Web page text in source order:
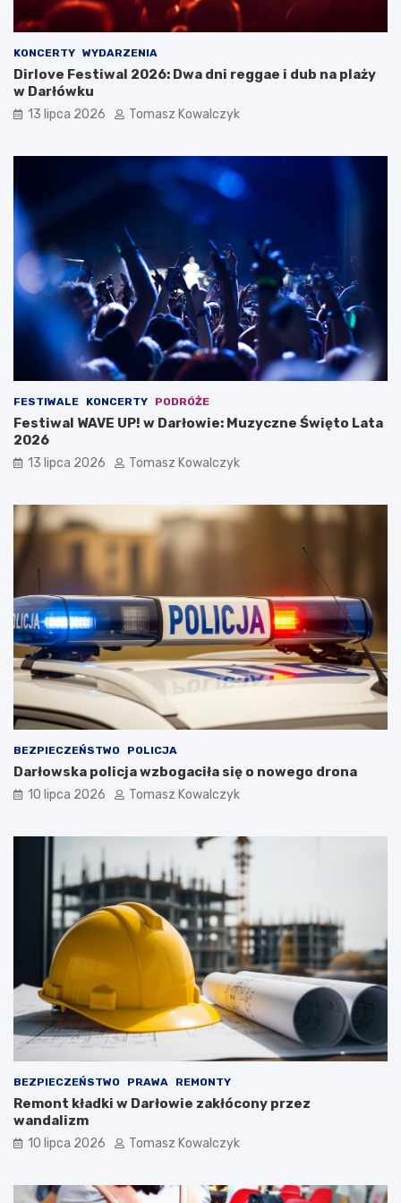
KONCERTY WYDARZENIA
Dirlove Festiwal 2026: Dwa dni reggae i dub na plaży
w Darłówku
13 lipca 2026 Tomasz Kowalczyk
FESTIWALE KONCERTY PODRÓŻE
Festiwal WAVE UP! w Darłowie: Muzyczne Święto Lata
2026
13 lipca 2026 Tomasz Kowalczyk
BEZPIECZEŃSTWO POLICJA
Darłowska policja wzbogaciła się o nowego drona
10 lipca 2026 Tomasz Kowalczyk
BEZPIECZEŃSTWO PRAWA REMONTY
Remont kładki w Darłowie zakłócony przez
wandalizm
10 lipca 2026 Tomasz Kowalczyk